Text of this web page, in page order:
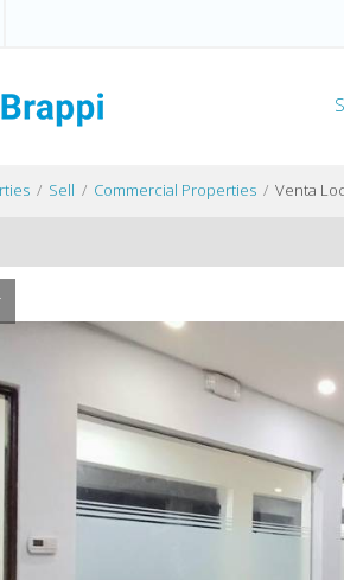
Sell Commercial Properties Venta